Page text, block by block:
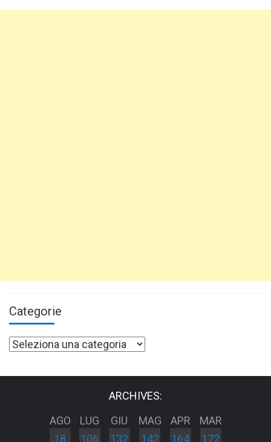
Categorie
Categorie
ARCHIVES:
AGO
18
LUG
106
GIU
132
MAG
142
APR
164
MAR
172